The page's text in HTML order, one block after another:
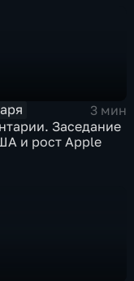
3 мин
Заседание
и рост Apple